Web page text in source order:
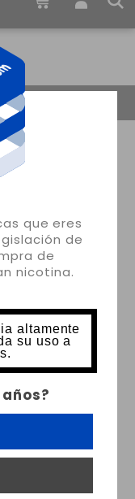
que eres
de
de
nicotina.
altamente
su uso a
43m: